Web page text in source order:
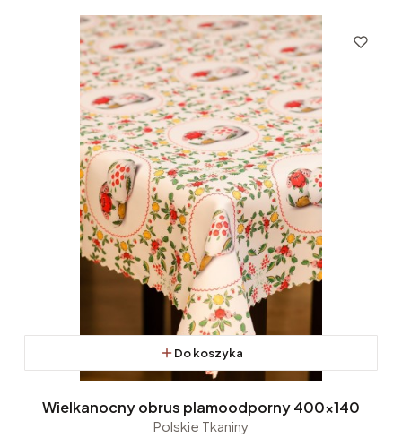
Do koszyka
Wielkanocny obrus plamoodporny 400x140
Polskie Tkaniny